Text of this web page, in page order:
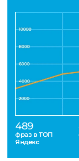
489
фраз в ТОП
Яндекс